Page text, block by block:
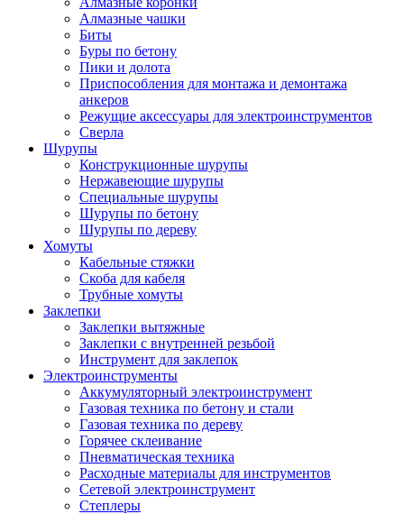
Алмазные чашки
Биты
Буры по бетону
Пики и долота
Приспособления для монтажа и демонтажа
анкеров
Режущие аксессуары для электроинструментов
Сверла
Шурупы
Конструкционные шурупы
Нержавеющие шурупы
Специальные шурупы
Шурупы по бетону
Шурупы по дереву
Хомуты
Кабельные стяжки
Скоба для кабеля
Трубные хомуты
Заклепки
Заклепки вытяжные
Заклепки с внутренней резьбой
Инструмент для заклепок
Электроинструменты
Аккумуляторный электроинструмент
Газовая техника по бетону и стали
Газовая техника по дереву
Горячее склеивание
Пневматическая техника
Расходные материалы для инструментов
Сетевой электроинструмент
Степлеры